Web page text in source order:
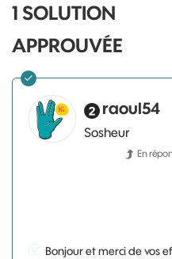
1 SOLUTION
APPROUVÉE
raoul54
Sosheur
En
Bonjour et merci de vos